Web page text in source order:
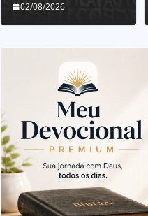
02/08/2026